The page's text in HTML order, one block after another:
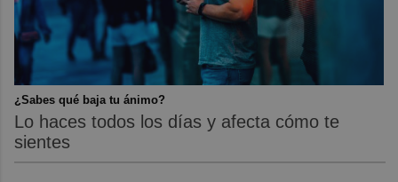
¿Sabes qué baja tu ánimo?
Lo haces todos los días y afecta cómo te
sientes